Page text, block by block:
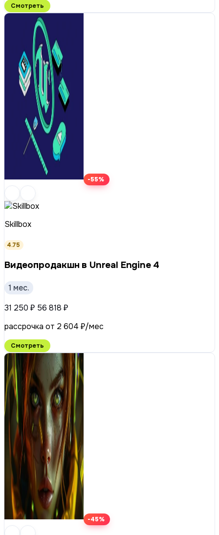
Смотреть
-55%
Skillbox
4.75
Видеопродакшн в Unreal Engine 4
1 мес.
31 250 ₽ 56 818 ₽
рассрочка от 2 604 ₽/мес
Смотреть
-45%